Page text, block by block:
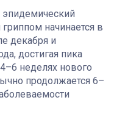
начинается в
декабря и
достигая пика
неделях нового
продолжается 6–